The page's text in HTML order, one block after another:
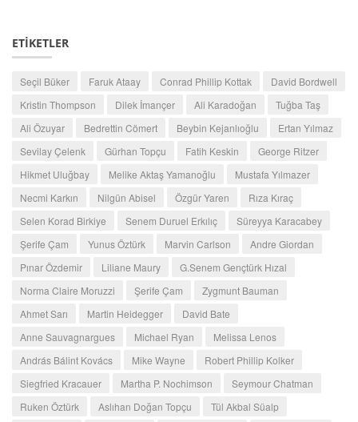
ETİKETLER
Seçil Büker Faruk Ataay Conrad Phillip Kottak
David Bordwell
Kristin Thompson
Dilek İmançer Ali Karadoğan
Tuğba Taş
Ali Özuyar
Bedrettin Cömert Beybin Kejanlıoğlu
Ertan Yılmaz
Sevilay Çelenk
Gürhan Topçu Fatih Keskin
George Ritzer
Hikmet Uluğbay
Melike Aktaş Yamanoğlu
Mustafa Yılmazer
Necmi Karkın
Nilgün Abisel Özgür Yaren
Rıza Kıraç
Selen Korad Birkiye
Senem Duruel Erkılıç
Süreyya Karacabey
Şerife Çam
Yunus Öztürk Marvin Carlson
Andre Giordan
Pınar Özdemir
Liliane Maury
G.Senem Gençtürk Hızal
Norma Claire Moruzzi
Şerife Çam
Zygmunt Bauman
Ahmet Sarı
Martin Heidegger
David Bate
Anne Sauvagnargues
Michael Ryan
Melissa Lenos
András Bálint Kovács
Mike Wayne
Robert Phillip Kolker
Siegfried Kracauer
Martha P. Nochimson
Seymour Chatman
Ruken Öztürk
Aslıhan Doğan Topçu
Tül Akbal Süalp